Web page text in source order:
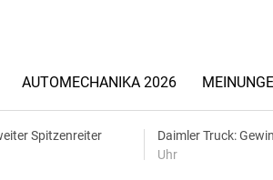
AUTOMECHANIKA 2026
Spitzenreiter
Daimler Truck:
Uhr